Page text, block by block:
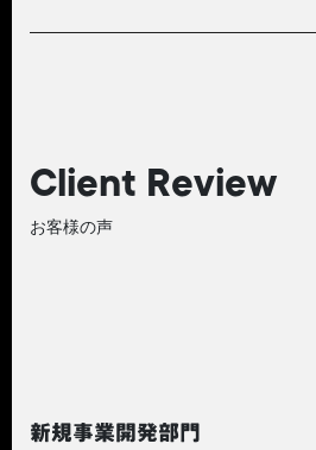
Client Review
お客様の声
新規事業開発部門